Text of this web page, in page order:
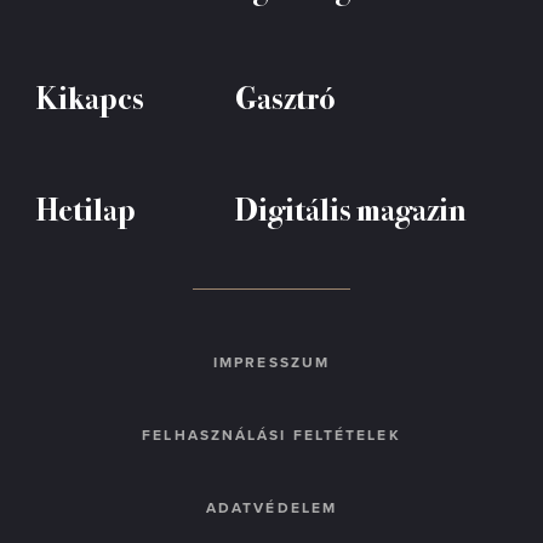
Kikapcs Gasztró
Hetilap Digitális magazin
IMPRESSZUM
FELHASZNÁLÁSI FELTÉTELEK
ADATVÉDELEM